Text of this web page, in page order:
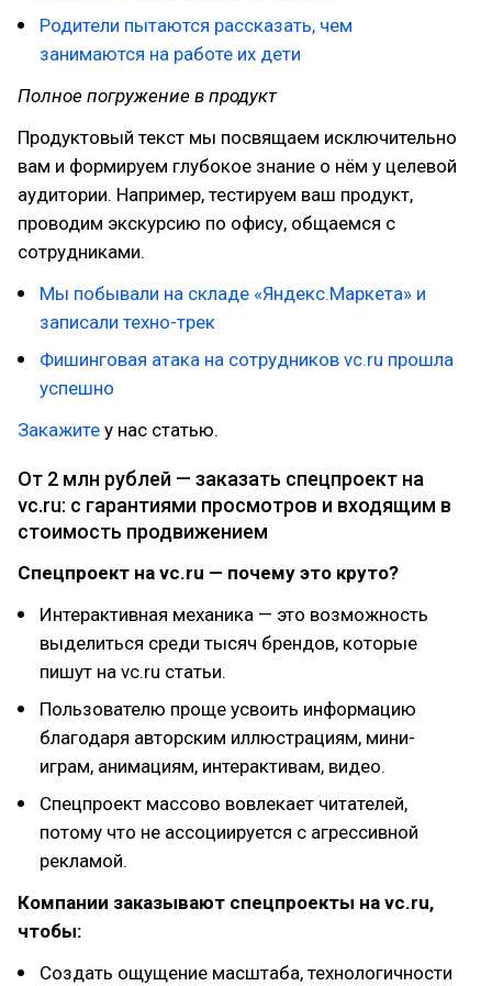
Родители пытаются рассказать, чем
занимаются на работе их дети
Полное погружение в продукт
Продуктовый текст мы посвящаем исключительно
вам и формируем глубокое знание о нём у целевой
аудитории. Например, тестируем ваш продукт,
проводим экскурсию по офису, общаемся с
сотрудниками.
Мы побывали на складе «Яндекс.Маркета» и
записали техно-трек
Фишинговая атака на сотрудников vc.ru прошла
успешно
Закажите у нас статью.
От 2 млн рублей — заказать спецпроект на
vc.ru: с гарантиями просмотров и входящим в
стоимость продвижением
Спецпроект на vc.ru — почему это круто?
Интерактивная механика — это возможность
выделиться среди тысяч брендов, которые
пишут на vc.ru статьи.
Пользователю проще усвоить информацию
благодаря авторским иллюстрациям, мини-
играм, анимациям, интерактивам, видео.
Спецпроект массово вовлекает читателей,
потому что не ассоциируется с агрессивной
рекламой.
Компании заказывают спецпроекты на vc.ru,
чтобы:
Создать ощущение масштаба, технологичности